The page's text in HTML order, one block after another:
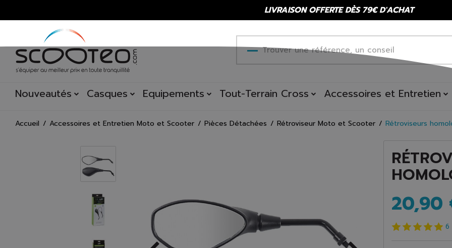
LIVRAISON OFFERTE DÈS 79€ D'ACHAT
Nouveautés Casques Equipements Tout-Terrain Cross Accessoires et Entretien
Accueil Accessoires et Entretien Moto et Scooter Pièces Détachées Rétroviseur Moto et Scooter Rétroviseurs
20,90
6